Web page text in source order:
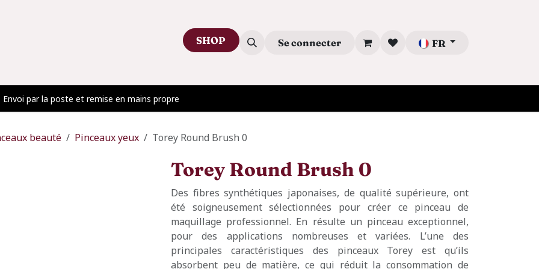
SHOP Se connecter FR
Envoi par la poste et remise en mains propre
beauté Pinceaux yeux Torey Round Brush 0
Torey Round Brush 0
Des fibres synthétiques japonaises, de qualité supérieure, ont
été soigneusement sélectionnées pour créer ce pinceau de
maquillage professionnel. En résulte un pinceau exceptionnel,
pour des applications nombreuses et variées. L’une des
principales caractéristiques des pinceaux Torey est qu’ils
absorbent peu de matière, ce qui réduit la consommation de